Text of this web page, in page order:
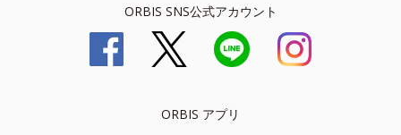
ORBIS SNS公式アカウント
ORBIS アプリ